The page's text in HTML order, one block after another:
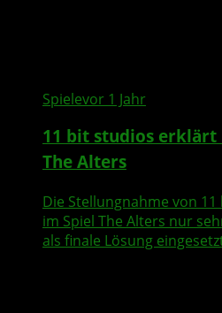
Spielevor 1 Jahr
11 bit studios erklärt
The Alters
Die Stellungnahme von
im Spiel The Alters nur
als finale Lösung